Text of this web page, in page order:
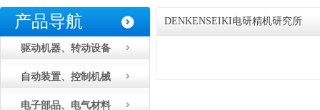
产品导航
驱动机器、转动设备
自动装置、控制机械
电子部品、电气材料
DENKENSEIKI电研精机研究所